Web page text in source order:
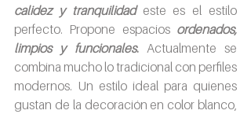
calidez y tranquilidad este es el estilo
perfecto. Propone espacios ordenados,
limpios y funcionales. Actualmente se
combina mucho lo tradicional con perfiles
modernos. Un estilo ideal para quienes
gustan de la decoración en color blanco,